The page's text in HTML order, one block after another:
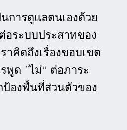
การดูแลตนเองด้วย
อระบบประสาทของ
าคิดถึงเรื่องขอบเขต
พูด "ไม่" ต่อภาระ
องพื้นที่ส่วนตัวของ